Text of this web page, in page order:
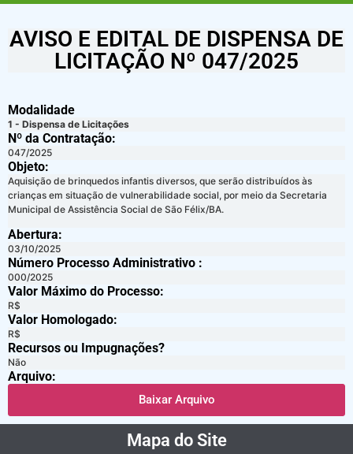
AVISO E EDITAL DE DISPENSA DE
LICITAÇÃO Nº 047/2025
Modalidade
1 - Dispensa de Licitações
Nº da Contratação:
047/2025
Objeto:
Aquisição de brinquedos infantis diversos, que serão distribuídos às
crianças em situação de vulnerabilidade social, por meio da Secretaria
Municipal de Assistência Social de São Félix/BA.
Abertura:
03/10/2025
Número Processo Administrativo :
000/2025
Valor Máximo do Processo: ​
R$
Valor Homologado: ​
R$
Recursos ou Impugnações? ​
Não
Arquivo:
Baixar Arquivo
Mapa do Site